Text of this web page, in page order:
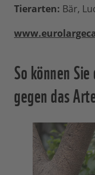
Tierarten: Bär,
So können
gegen das